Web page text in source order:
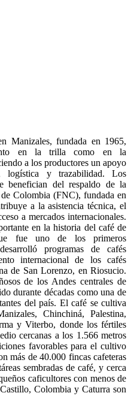
Manizales, fundada en 1965,
en la trilla como en la
a los productores un apoyo
logística y trazabilidad. Los
benefician del respaldo de la
Colombia (FNC), fundada en
a la asistencia técnica, el
a mercados internacionales.
en la historia del café de
fue uno de los primeros
programas de cafés
internacional de los cafés
de San Lorenzo, en Riosucio.
de los Andes centrales de
durante décadas como una de
del país. El café se cultiva
Chinchiná, Palestina,
y Viterbo, donde los fértiles
cercanas a los 1.566 metros
favorables para el cultivo
más de 40.000 fincas cafeteras
sembradas de café, y cerca
caficultores con menos de
Colombia y Caturra son